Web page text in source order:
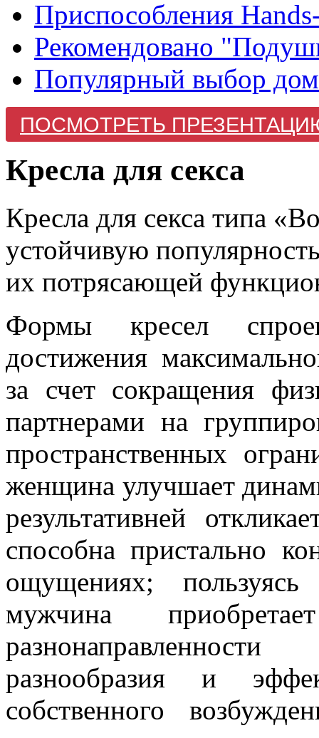
Приспособления
Рекомендовано
Популярный выбор
ПОСМОТРЕТЬ
Кресла для секса
Кресла для секса типа
устойчивую
их потрясающей
Формы кресел
достижения
за счет сокращения
партнерами на
пространственных
женщина улучшает
результативней
способна пристально
ощущениях; пользуясь
мужчина
разнообразия и
собственного